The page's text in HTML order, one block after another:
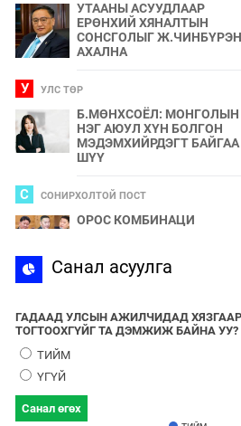
УТААНЫ АСУУДЛААР
ЕРӨНХИЙ ХЯНАЛТЫН
СОНСГОЛЫГ Ж.ЧИНБҮРЭН
АХАЛНА
У УЛС ТӨР
Б.МӨНХСОЁЛ: МОНГОЛЫН
НЭГ АЮУЛ ХҮН БОЛГОН
МЭДЭМХИЙРДЭГТ БАЙГАА
ШҮҮ
С СОНИРХОЛТОЙ ПОСТ
ОРОС КОМБИНАЦИ
С СПОРТ
У
БҮЛЭГЛЭЛҮҮДИЙН
ХАМТЫН БҮТЭЭЛ ЮМ
Санал асуулга
ГАДААД УЛСЫН АЖИЛЧИДАД ХЯЗГААР
ТОГТООХГҮЙГ ТА ДЭМЖИЖ БАЙНА УУ?
ТИЙМ
ҮГҮЙ
Санал өгөх